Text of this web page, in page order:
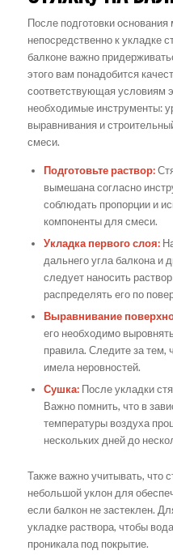
После подготовки основания
непосредственно к укладке
балконе важно
этого вам понадобится
соответствующая условиям
необходимые инструменты:
выравнивания и
смеси.
Подготовьте раствор:
вымешана согласно
соблюдать пропорции и
компоненты для смеси.
Укладка первого слоя:
дальнего угла балкона и
следует наносить
распределять его по
Выравнивание
его необходимо
правила. Следите за тем,
имела неровностей.
Сушка:После укладки
Важно помнить, что в
температуры воздуха
нескольких дней до
Также важно учитывать, что
небольшой уклон для
если балкон не застеклен.
укладке раствора, чтобы
проникала под покрытие.